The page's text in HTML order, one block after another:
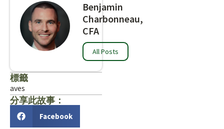
Benjamin
Charbonneau,
CFA
All Posts
標籤
aves
分享此故事：
Facebook